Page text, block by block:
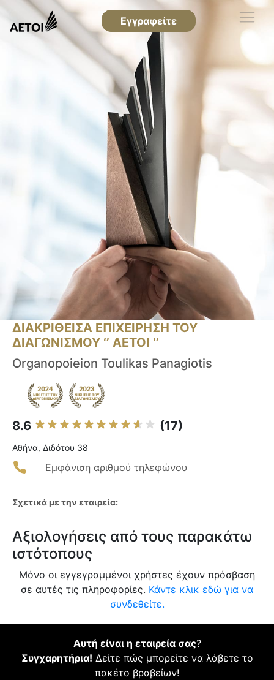
Εγγραφείτε
ΔΙΑΚΡΙΘΕΙΣΑ ΕΠΙΧΕΙΡΗΣΗ ΤΟΥ
ΔΙΑΓΩΝΙΣΜΟΥ ‘’ ΑΕΤΟΙ ‘’
Organopoieion Toulikas Panagiotis
8.6 (17)
Αθήνα, Διδότου 38
Εμφάνιση αριθμού τηλεφώνου
Σχετικά με την εταιρεία:
Αξιολογήσεις από τους παρακάτω
ιστότοπους
Μόνο οι εγγεγραμμένοι χρήστες έχουν πρόσβαση
σε αυτές τις πληροφορίες. Κάντε κλικ εδώ για να
συνδεθείτε.
Αυτή είναι η εταιρεία σας?
Συγχαρητήρια! Δείτε πώς μπορείτε να λάβετε το
πακέτο βραβείων!